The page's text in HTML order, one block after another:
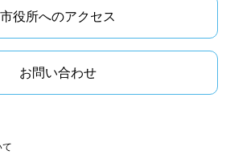
市役所へのアクセス
お問い合わせ
て